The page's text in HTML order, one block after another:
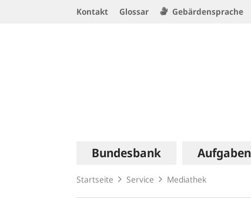
Kontakt Glossar Gebärdensprache
Hauptnavigation
Bundesbank Aufgaben
Startseite Service Mediathek